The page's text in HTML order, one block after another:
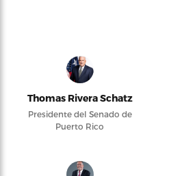
Thomas Rivera Schatz
Presidente del Senado de
Puerto Rico